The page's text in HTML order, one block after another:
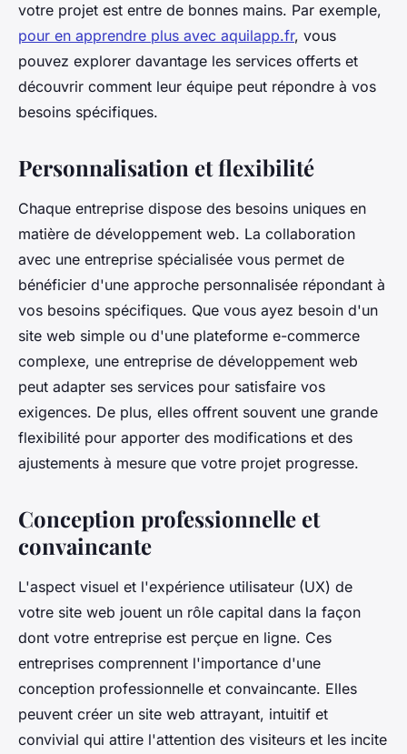
votre projet est entre de bonnes mains. Par exemple,
pour en apprendre plus avec aquilapp.fr, vous
pouvez explorer davantage les services offerts et
découvrir comment leur équipe peut répondre à vos
besoins spécifiques.
Personnalisation et flexibilité
Chaque entreprise dispose des besoins uniques en
matière de développement web. La collaboration
avec une entreprise spécialisée vous permet de
bénéficier d'une approche personnalisée répondant à
vos besoins spécifiques. Que vous ayez besoin d'un
site web simple ou d'une plateforme e-commerce
complexe, une entreprise de développement web
peut adapter ses services pour satisfaire vos
exigences. De plus, elles offrent souvent une grande
flexibilité pour apporter des modifications et des
ajustements à mesure que votre projet progresse.
Conception professionnelle et
convaincante
L'aspect visuel et l'expérience utilisateur (UX) de
votre site web jouent un rôle capital dans la façon
dont votre entreprise est perçue en ligne. Ces
entreprises comprennent l'importance d'une
conception professionnelle et convaincante. Elles
peuvent créer un site web attrayant, intuitif et
convivial qui attire l'attention des visiteurs et les incite